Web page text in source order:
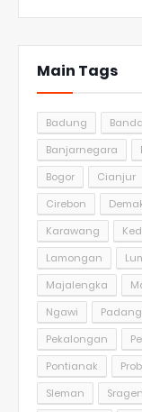
Main Tags
Badung
Banjarnegara
Bogor
Cianjur
Cirebon
Karawang
Lamongan
Majalengka
Ngawi
Padang
Pekalongan
Pontianak
Sleman
Sragen